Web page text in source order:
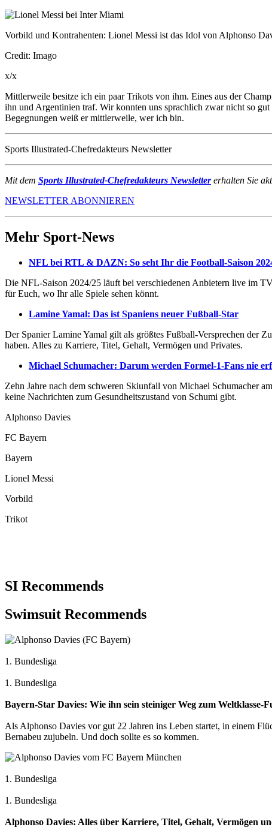
Vorbild und Kontrahenten: Lionel Messi ist das Idol von Alphonso
Credit: Imago
x/x
Mittlerweile besitze ich ein paar Trikots von ihm. Eines aus der
ihn und Argentinien traf. Wir konnten uns sprachlich zwar nicht so
Begegnungen weiß er mittlerweile, wer ich bin.
Sports Illustrated-Chefredakteurs Newsletter
Mit dem Sports Illustrated-Chefredakteurs Newslettererhalten Sie
NEWSLETTER ABONNIEREN
Mehr Sport-News
NFL bei RTL & DAZN: So seht Ihr die Football-Saison
Die NFL-Saison 2024/25 läuft bei verschiedenen Anbietern live im
für Euch, wo Ihr alle Spiele sehen könnt.
Lamine Yamal: Das ist Spaniens neuer Fußball-Star
Der Spanier Lamine Yamal gilt als größtes Fußball-Versprechen der
haben. Alles zu Karriere, Titel, Gehalt, Vermögen und Privates.
Michael Schumacher: Darum werden Formel-1-Fans nie
Zehn Jahre nach dem schweren Skiunfall von Michael Schumacher
keine Nachrichten zum Gesundheitszustand von Schumi gibt.
Alphonso Davies
FC Bayern
Bayern
Lionel Messi
Vorbild
Trikot
SI Recommends
Swimsuit Recommends
1. Bundesliga
1. Bundesliga
Bayern-Star Davies: Wie ihn sein steiniger Weg zum Weltklasse-
Als Alphonso Davies vor gut 22 Jahren ins Leben startet, in einem
Bernabeu zujubeln. Und doch sollte es so kommen.
1. Bundesliga
1. Bundesliga
Alphonso Davies: Alles über Karriere, Titel, Gehalt, Vermögen